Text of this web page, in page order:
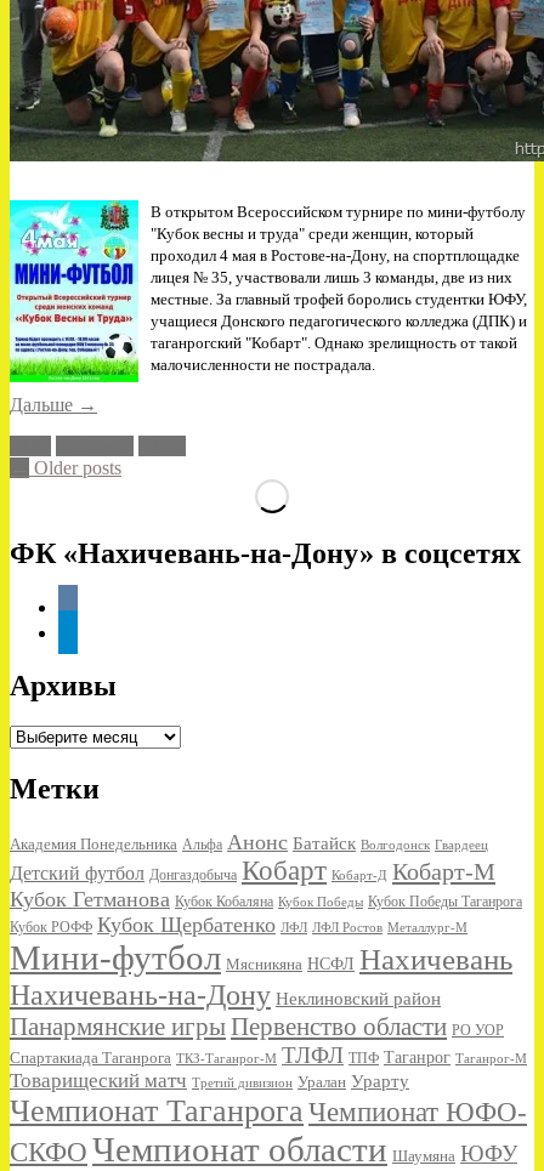
В открытом Всероссийском турнире по мини-футболу
"Кубок весны и труда" среди женщин, который
проходил 4 мая в Ростове-на-Дону, на спортплощадке
лицея № 35, участвовали лишь 3 команды, две из них
местные. За главный трофей боролись студентки ЮФУ,
учащиеся Донского педагогического колледжа (ДПК) и
таганрогский "Кобарт". Однако зрелищность от такой
малочисленности не пострадала.
Дальше «Кубок
труда»
→
Posts
Older posts
ФК «Нахичевань-на-Дону» в соцсетях
Архивы
Архивы
Метки
Академия Понедельника Альфа Анонс Батайск Волгодонск Гвардеец
Детский футбол Донгаздобыча Кобарт Кобарт-Д Кобарт-М
Кубок Гетманова Кубок Кобаляна Кубок Победы Кубок Победы Таганрога
Кубок РОФФ Кубок Щербатенко ЛФЛ ЛФЛ Ростов Металлург-М
Мини-футбол Мясникяна НСФЛ Нахичевань
Нахичевань-на-Дону Неклиновский район
Панармянские игрыПервенство области РО УОР
Спартакиада Таганрога ТКЗ-Таганрог-М ТЛФЛ ТПФ Таганрог Таганрог-М
Товарищеский матч Третий дивизион Уралан Урарту
Чемпионат ТаганрогаЧемпионат ЮФО-
СКФОЧемпионат области Шаумяна ЮФУ